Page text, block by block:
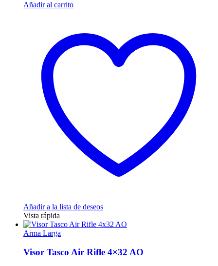
Añadir al carrito
Añadir a la lista de deseos
Vista rápida
Arma Larga
Visor Tasco Air Rifle 4×32 AO